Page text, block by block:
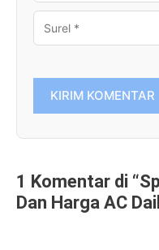
1 Komentar di
Dan Harga AC